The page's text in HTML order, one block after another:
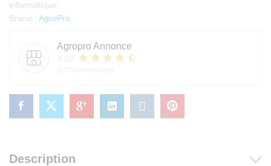
informatique
Brand : AgroPro
Agropro Annonce
Description